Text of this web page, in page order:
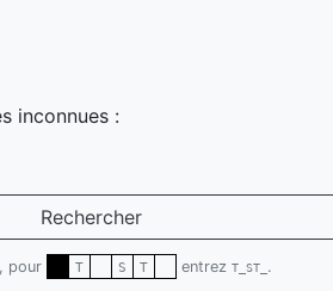
inconnues :
Rechercher
pour T S T entrez T_ST_ .